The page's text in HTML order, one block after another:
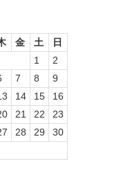
金 土
日
1
2
7 8
9
14 15
16
21 22
23
28 29
30